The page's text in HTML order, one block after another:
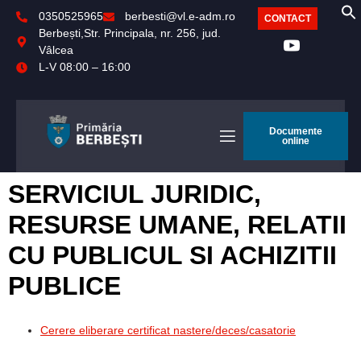
0350525965
berbesti@vl.e-adm.ro
Berbești,Str. Principala, nr. 256, jud.
Vâlcea
L-V 08:00 – 16:00
CONTACT
Documente
online
SERVICIUL JURIDIC,
RESURSE UMANE, RELATII
CU PUBLICUL SI ACHIZITII
PUBLICE
Cerere eliberare certificat nastere/deces/casatorie